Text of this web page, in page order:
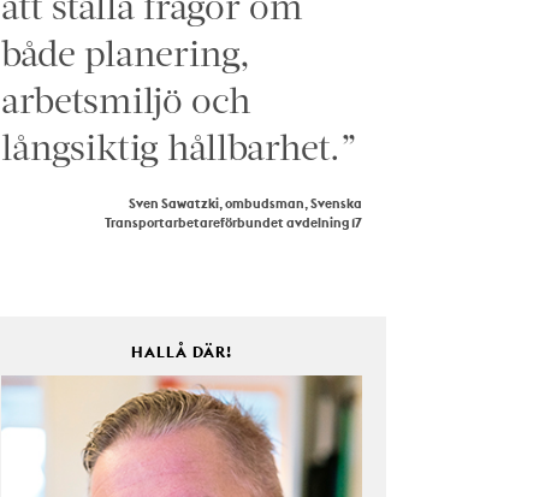
både planering,
arbetsmiljö och
långsiktig hållbarhet.”
Sven Sawatzki, ombudsman, Svenska
Transportarbetareförbundet avdelning 17
HALLÅ DÄR!